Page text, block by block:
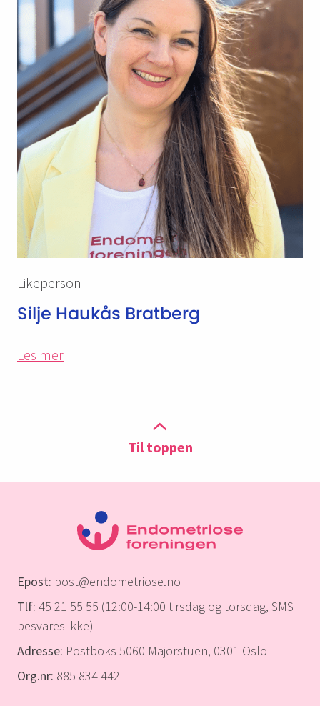
Likeperson
Silje Haukås Bratberg
Les mer
Til toppen
Epost: post@endometriose.no
Tlf: 45 21 55 55 (12:00-14:00 tirsdag og torsdag, SMS
besvares ikke)
Adresse: Postboks 5060 Majorstuen, 0301 Oslo
Org.nr: 885 834 442